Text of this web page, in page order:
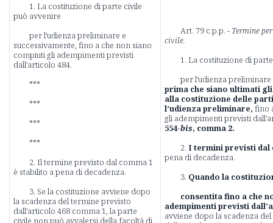
1. La costituzione di parte civile
può avvenire
per l'udienza preliminare e
successivamente, fino a che non siano
compiuti gli adempimenti previsti
dall'articolo 484.
***
***
***
***
2. Il termine previsto dal comma 1
è stabilito a pena di decadenza.
3. Se la costituzione avviene dopo
la scadenza del termine previsto
dall'articolo 468 comma 1, la parte
civile non può avvalersi della facoltà di
Art. 79 c.p.p. - Termine
civile.
1. La costituzione di
per l'udienza preliminare
prima che siano ultimati
alla costituzione delle
l’udienza preliminare,fino
gli adempimenti previsti
554-bis, comma 2.
2. I termini previsti dal
pena di decadenza.
3. Quando la
consentita fino a che
adempimenti previsti
avviene dopo la scadenza